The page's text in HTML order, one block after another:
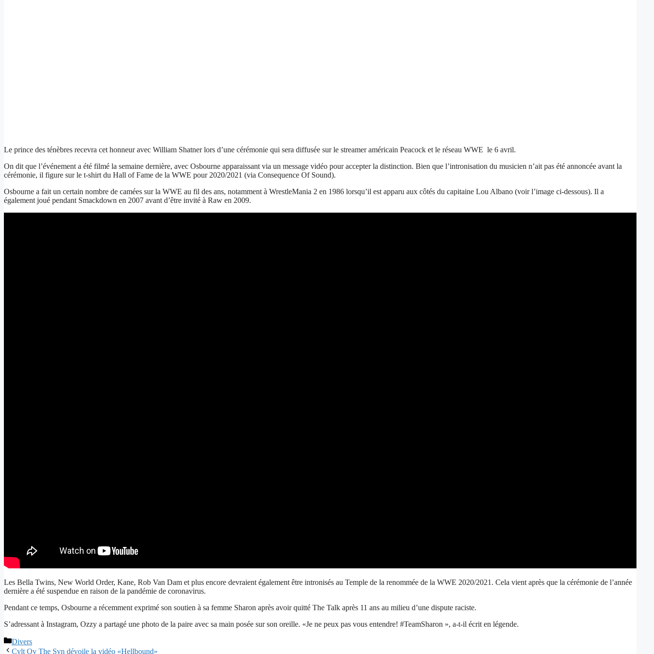
Le prince des ténèbres recevra cet honneur avec William Shatner lors d’une cérémonie qui sera diffusée sur le streamer américain Peacock et le réseau WWE le 6 avril.
On dit que l’événement a été filmé la semaine dernière, avec Osbourne apparaissant via un message vidéo pour accepter la distinction. Bien que l’intronisation du musicien n’ait pas été annoncée avant la
cérémonie, il figure sur le t-shirt du Hall of Fame de la WWE pour 2020/2021 (via Consequence Of Sound).
Osbourne a fait un certain nombre de camées sur la WWE au fil des ans, notamment à WrestleMania 2 en 1986 lorsqu’il est apparu aux côtés du capitaine Lou Albano (voir l’image ci-dessous). Il a
également joué pendant Smackdown en 2007 avant d’être invité à Raw en 2009.
Les Bella Twins, New World Order, Kane, Rob Van Dam et plus encore devraient également être intronisés au Temple de la renommée de la WWE 2020/2021. Cela vient après que la cérémonie de l’année
dernière a été suspendue en raison de la pandémie de coronavirus.
Pendant ce temps, Osbourne a récemment exprimé son soutien à sa femme Sharon après avoir quitté The Talk après 11 ans au milieu d’une dispute raciste.
S’adressant à Instagram, Ozzy a partagé une photo de la paire avec sa main posée sur son oreille. «Je ne peux pas vous entendre! #TeamSharon », a-t-il écrit en légende.
Catégories
Divers
Cvlt Ov The Svn dévoile la vidéo «Hellbound»